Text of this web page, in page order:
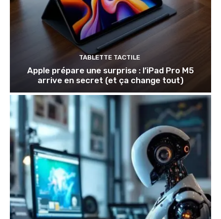
TABLETTE TACTILE
Apple prépare une surprise : l’iPad Pro M5
arrive en secret (et ça change tout)